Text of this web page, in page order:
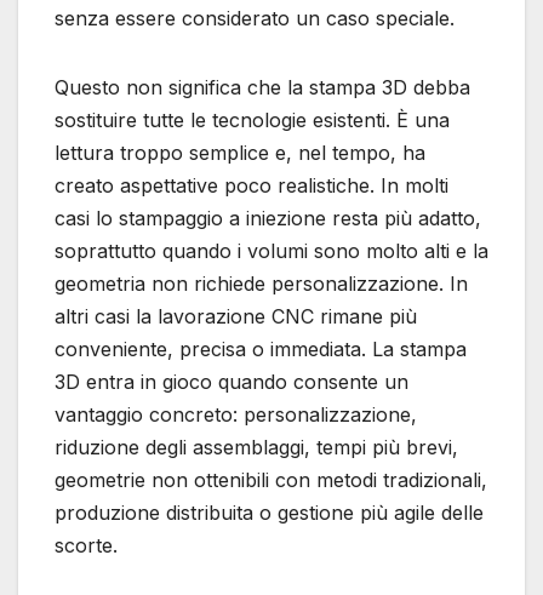
senza essere considerato un caso speciale.
Questo non significa che la stampa 3D debba
sostituire tutte le tecnologie esistenti. È una
lettura troppo semplice e, nel tempo, ha
creato aspettative poco realistiche. In molti
casi lo stampaggio a iniezione resta più adatto,
soprattutto quando i volumi sono molto alti e la
geometria non richiede personalizzazione. In
altri casi la lavorazione CNC rimane più
conveniente, precisa o immediata. La stampa
3D entra in gioco quando consente un
vantaggio concreto: personalizzazione,
riduzione degli assemblaggi, tempi più brevi,
geometrie non ottenibili con metodi tradizionali,
produzione distribuita o gestione più agile delle
scorte.